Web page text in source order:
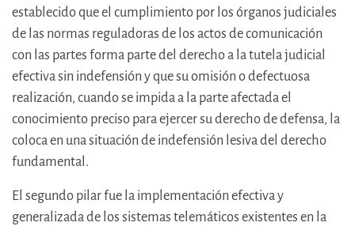
establecido que el cumplimiento por los órganos judiciales
de las normas reguladoras de los actos de comunicación
con las partes forma parte del derecho a la tutela judicial
efectiva sin indefensión y que su omisión o defectuosa
realización, cuando se impida a la parte afectada el
conocimiento preciso para ejercer su derecho de defensa, la
coloca en una situación de indefensión lesiva del derecho
fundamental.
El segundo pilar fue la implementación efectiva y
generalizada de los sistemas telemáticos existentes en la